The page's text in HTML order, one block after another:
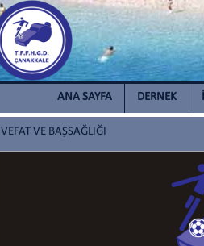
ANA SAYFA DERNEK
VEFAT VE BAŞSAĞLIĞI